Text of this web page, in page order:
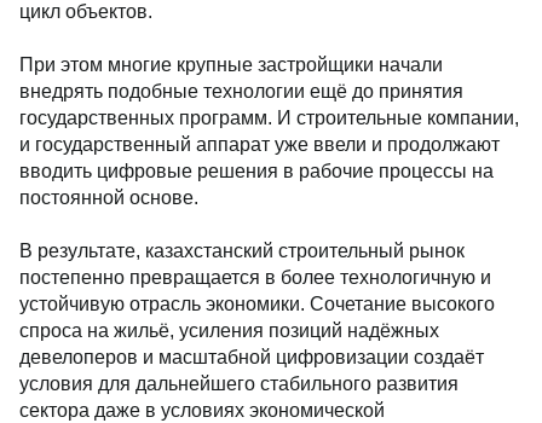
цикл объектов.
При этом многие крупные застройщики начали
внедрять подобные технологии ещё до принятия
государственных программ. И строительные компании,
и государственный аппарат уже ввели и продолжают
вводить цифровые решения в рабочие процессы на
постоянной основе.
В результате, казахстанский строительный рынок
постепенно превращается в более технологичную и
устойчивую отрасль экономики. Сочетание высокого
спроса на жильё, усиления позиций надёжных
девелоперов и масштабной цифровизации создаёт
условия для дальнейшего стабильного развития
сектора даже в условиях экономической